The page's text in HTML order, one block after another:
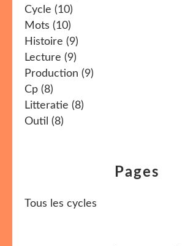
Cycle (10)
Mots (10)
Histoire (9)
Lecture (9)
Production (9)
Cp (8)
Litteratie (8)
Outil (8)
Pages
Tous les cycles